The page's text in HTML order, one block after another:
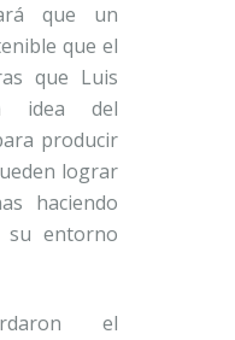
que un
que el
que Luis
idea del
producir
lograr
haciendo
su entorno
el